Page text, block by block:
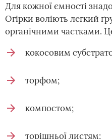
Для кожної ємності
Огірки воліють легкий
органічними частками.
кокосовим
торфом;
компостом;
торішньої листям;